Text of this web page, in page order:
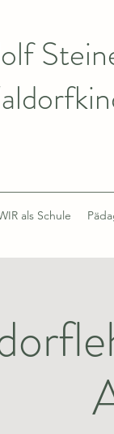
als Schule